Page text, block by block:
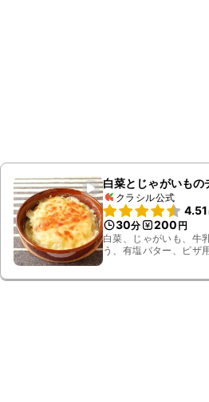
白菜とじゃがいもの
クラシル公式
4.51
30分 200 円
白菜、じゃがいも、牛
う、有塩バター、ピザ